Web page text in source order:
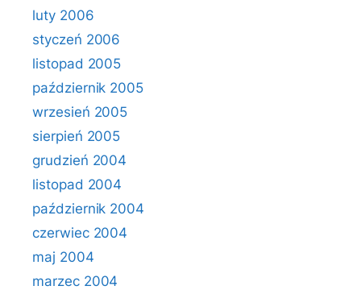
luty 2006
styczeń 2006
listopad 2005
październik 2005
wrzesień 2005
sierpień 2005
grudzień 2004
listopad 2004
październik 2004
czerwiec 2004
maj 2004
marzec 2004